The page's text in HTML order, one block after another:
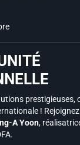
prestigieuses,
!
A Yoon,